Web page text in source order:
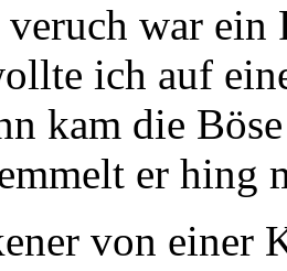
war ein
ich auf
kam die
er hing
von einer